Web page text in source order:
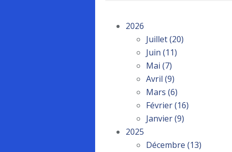
2026
Juillet(20)
Juin (11)
Mai (7)
Avril (9)
Mars (6)
Février(16)
Janvier(9)
2025
Décembre (13)